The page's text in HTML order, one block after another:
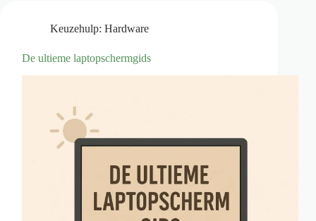
Keuzehulp: Hardware
De ultieme laptopschermgids